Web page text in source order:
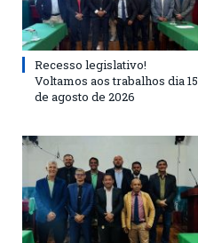
Recesso legislativo!
Voltamos aos trabalhos dia 15
de agosto de 2026